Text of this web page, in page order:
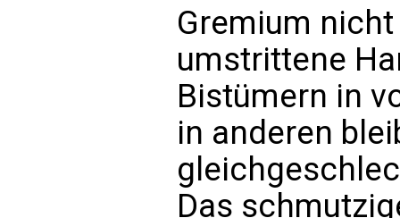
Gremium
umstrittene
Bistümern in
in anderen
Das